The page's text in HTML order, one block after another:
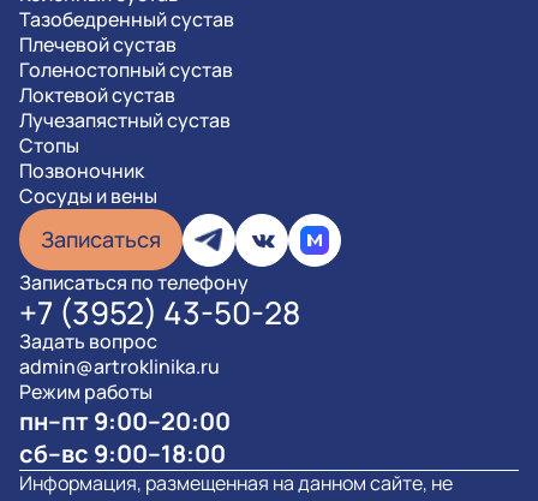
Тазобедренный сустав
Плечевой сустав
Голеностопный сустав
Локтевой сустав
Лучезапястный сустав
Стопы
Позвоночник
Сосуды и вены
Записаться
Записаться по телефону
+7 (3952) 43-50-28
Задать вопрос
admin@artroklinika.ru
Режим работы
пн–пт 9:00–20:00
сб–вс 9:00–18:00
Информация, размещенная на данном сайте, не